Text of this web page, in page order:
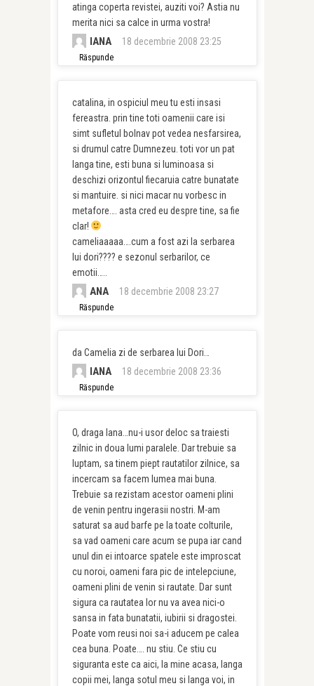
atinga coperta revistei, auziti voi? Astia nu
merita nici sa calce in urma vostra!
IANA 18 decembrie 2008 23:25
Răspunde
catalina, in ospiciul meu tu esti insasi
fereastra. prin tine toti oamenii care isi
simt sufletul bolnav pot vedea nesfarsirea,
si drumul catre Dumnezeu. toti vor un pat
langa tine, esti buna si luminoasa si
deschizi orizontul fiecaruia catre bunatate
si mantuire. si nici macar nu vorbesc in
metafore…. asta cred eu despre tine, sa fie
clar!
cameliaaaaa….cum a fost azi la serbarea
lui dori???? e sezonul serbarilor, ce
emotii…..
ANA 18 decembrie 2008 23:27
Răspunde
da Camelia zi de serbarea lui Dori…
IANA 18 decembrie 2008 23:36
Răspunde
O, draga Iana…nu-i usor deloc sa traiesti
zilnic in doua lumi paralele. Dar trebuie sa
luptam, sa tinem piept rautatilor zilnice, sa
incercam sa facem lumea mai buna.
Trebuie sa rezistam acestor oameni plini
de venin pentru ingerasii nostri. M-am
saturat sa aud barfe pe la toate colturile,
sa vad oameni care acum se pupa iar cand
unul din ei intoarce spatele este improscat
cu noroi, oameni fara pic de intelepciune,
oameni plini de venin si rautate. Dar sunt
sigura ca rautatea lor nu va avea nici-o
sansa in fata bunatatii, iubirii si dragostei.
Poate vom reusi noi sa-i aducem pe calea
cea buna. Poate…. nu stiu. Ce stiu cu
siguranta este ca aici, la mine acasa, langa
copii mei, langa sotul meu si langa voi, in